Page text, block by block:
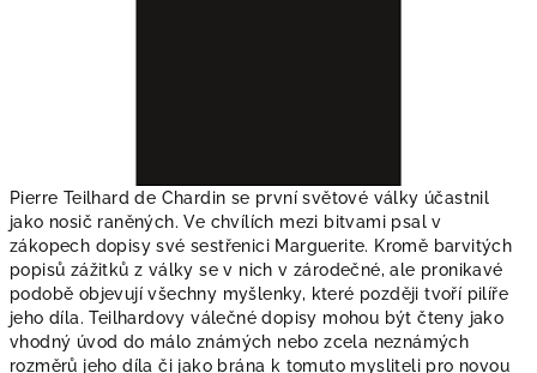
Pierre Teilhard de Chardin se první světové války účastnil
jako nosič raněných. Ve chvílích mezi bitvami psal v
zákopech dopisy své sestřenici Marguerite. Kromě barvitých
popisů zážitků z války se v nich v zárodečné, ale pronikavé
podobě objevují všechny myšlenky, které později tvoří pilíře
jeho díla. Teilhardovy válečné dopisy mohou být čteny jako
vhodný úvod do málo známých nebo zcela neznámých
rozměrů jeho díla či jako brána k tomuto mysliteli pro novou